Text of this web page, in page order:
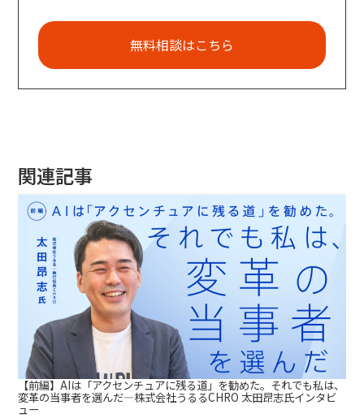
無料相談はこちら
関連記事
【前編】AIは「アクセンチュアに残る道」を勧めた。それでも私は、
変革の当事者を選んだ—株式会社うるるCHRO 太田昂志氏インタビ
ュー